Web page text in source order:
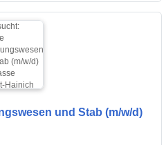
und Stab (m/w/d)